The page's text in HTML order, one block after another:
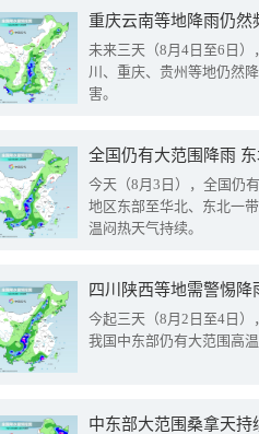
重庆云南等地降雨仍然
未来三天（8月4日至6日
川、重庆、贵州等地仍然
害。
全国仍有大范围降雨
今天（8月3日），全国仍
地区东部至华北、东北一
温闷热天气持续。
今起三天（8月2日至4日
我国中东部仍有大范围高
中东部大范围桑拿天